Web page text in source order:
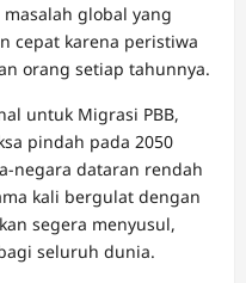
global yang
cepat karena peristiwa
orang setiap tahunnya.
untuk Migrasi PBB,
pindah pada 2050
negara dataran rendah
kali bergulat dengan
segera menyusul,
seluruh dunia.